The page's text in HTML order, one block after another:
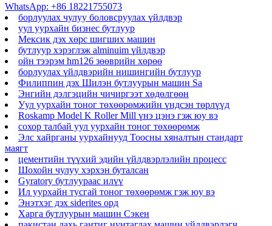
WhatsApp: +86 18221755073
борлуулах чулуу боловсруулах үйлдвэр
уул уурхайн бизнес бутлуур
Мексик дэх хөрс шигших машин
бутлуур хэрэглэж alminuim үйлдвэр
ойн тээрэм hm126 зөөврийн хөрөө
борлуулах үйлдвэрийн нишингийн бутлуур
Филиппин дэх Шилэн бутлуурын машин Sa
Энгийн дэлгэцийн чичиргээт хөдөлгөөн
Уул уурхайн тоног төхөөрөмжийн үндсэн төрлүүд
Roskamp Model K Roller Mill үнэ цэнэ гэж юу вэ
сохор талбай уул уурхайн тоног төхөөрөмж
Элс хайрганы уурхайнууд Тоосны хяналтын стандарт
маягт
цементийн түүхий эдийн үйлдвэрлэлийн процесс
Шохойн чулуу хэрхэн буталсан
Gyratory бутлуураас илүү
Ил уурхайн тусгай тоног төхөөрөмж гэж юу вэ
Энэтхэг дэх siderites орд
Харга бутлуурын машин Сэкен